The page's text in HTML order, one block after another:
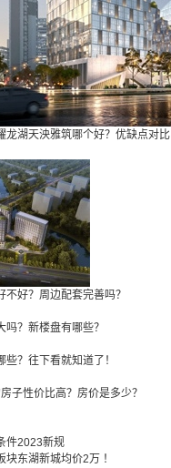
龙湖天泱雅筑哪个好？优缺点对比
好？周边配套完善吗？
？新楼盘有哪些？
？往下看就知道了！
子性价比高？房价是多少？
件2023新规
东湖新城均价2万 ！